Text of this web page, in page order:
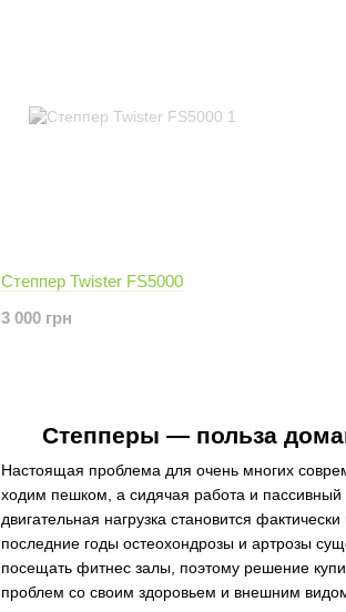
Степперы — польза
Настоящая проблема для очень многих
ходим пешком, а сидячая работа и пассивный
двигательная нагрузка становится
последние годы остеохондрозы и артрозы
посещать фитнес залы, поэтому решение
проблем со своим здоровьем и внешним
Степпер Twister FS5000
3 000 грн